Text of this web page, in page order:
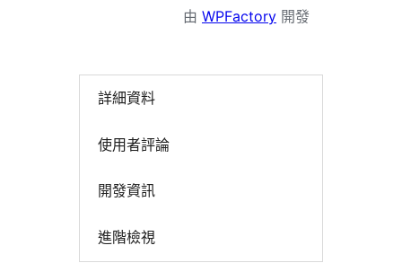
由 WPFactory 開發
詳細資料
使用者評論
開發資訊
進階檢視